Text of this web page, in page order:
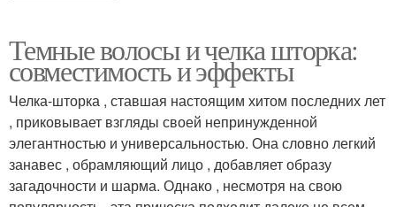
Темные волосы и челка шторка:
совместимость и эффекты
Челка-шторка , ставшая настоящим хитом последних лет
, приковывает взгляды своей непринужденной
элегантностью и универсальностью. Она словно легкий
занавес , обрамляющий лицо , добавляет образу
загадочности и шарма. Однако , несмотря на свою